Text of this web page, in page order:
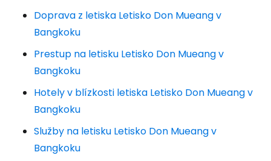
Doprava z letiska Letisko Don Mueang v
Bangkoku
Prestup na letisku Letisko Don Mueang v
Bangkoku
Hotely v blízkosti letiska Letisko Don Mueang v
Bangkoku
Služby na letisku Letisko Don Mueang v
Bangkoku